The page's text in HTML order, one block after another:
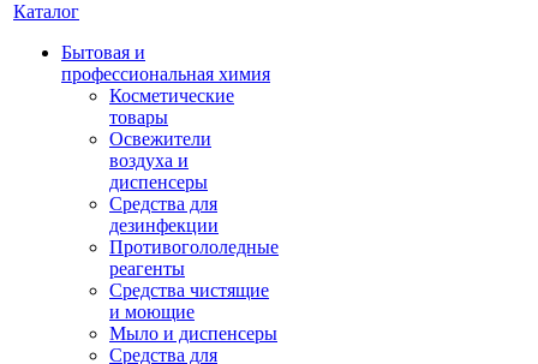
Каталог
Бытовая и
профессиональная химия
Косметические
товары
Освежители
воздуха и
диспенсеры
Средства для
дезинфекции
Противогололедные
реагенты
Средства чистящие
и моющие
Мыло и диспенсеры
Средства для